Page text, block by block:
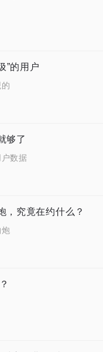
”的用户
够了
数据
究竟在约什么？